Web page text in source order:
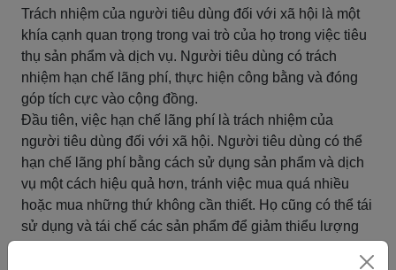
Trách nhiệm của người tiêu dùng đối với xã hội là một
khía cạnh quan trọng trong vai trò của họ trong việc tiêu
thụ sản phẩm và dịch vụ. Người tiêu dùng có trách
nhiệm hạn chế lãng phí, thực hiện công bằng và đóng
góp tích cực vào cộng đồng.
Đầu tiên, việc hạn chế lãng phí là trách nhiệm của
người tiêu dùng đối với xã hội. Người tiêu dùng có thể
hạn chế lãng phí bằng cách sử dụng sản phẩm và dịch
vụ một cách hiệu quả hơn, tránh việc mua quá nhiều
hoặc mua những thứ không cần thiết. Họ cũng có thể tái
sử dụng và tái chế các sản phẩm để giảm thiểu lượng